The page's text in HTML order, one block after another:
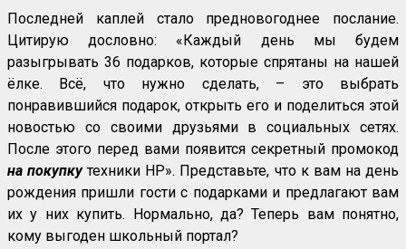
Последней каплей стало предновогоднее послание.
Цитирую дословно: «Каждый день мы будем
разыгрывать 36 подарков, которые спрятаны на нашей
ёлке. Всё, что нужно сделать, – это выбрать
понравившийся подарок, открыть его и поделиться этой
новостью со своими друзьями в социальных сетях.
После этого перед вами появится секретный промокод
на покупкутехники HP». Представьте, что к вам на день
рождения пришли гости с подарками и предлагают вам
их у них купить. Нормально, да? Теперь вам понятно,
кому выгоден школьный портал?